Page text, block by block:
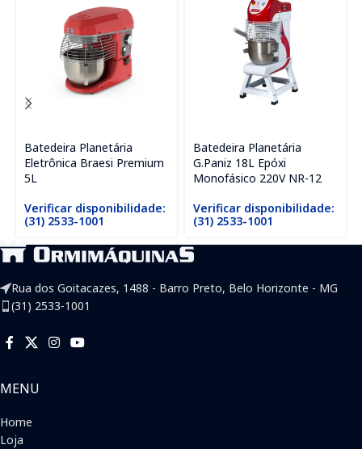
Batedeira Planetária
Eletrônica Braesi Premium
5L
Verificar disponibilidade:
(31) 2533-1001
Batedeira Planetária
G.Paniz 18L Epóxi
Monofásico 220V NR-12
Verificar disponibilidade:
(31) 2533-1001
Rua dos Goitacazes, 1488 - Barro Preto, Belo Horizonte - MG
(31) 2533-1001
MENU
Home
Loja